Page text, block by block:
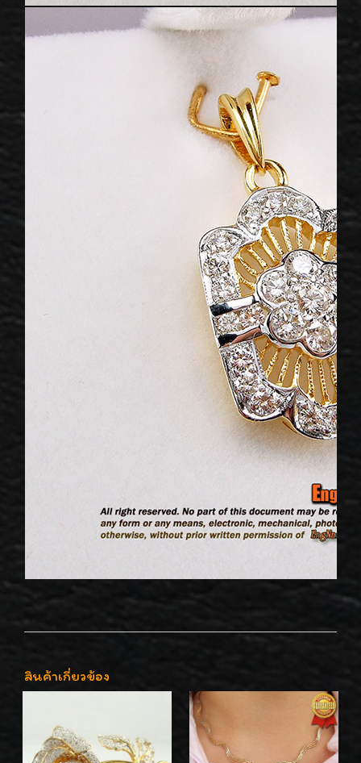
สินค้าเกี่ยวข้อง